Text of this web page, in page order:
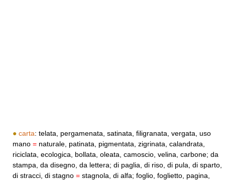
● carta: telata, pergamenata, satinata, filigranata, vergata, uso
mano = naturale, patinata, pigmentata, zigrinata, calandrata,
riciclata, ecologica, bollata, oleata, camoscio, velina, carbone; da
stampa, da disegno, da lettera; di paglia, di riso, di pula, di sparto,
di stracci, di stagno = stagnola, di alfa; foglio, foglietto, pagina,